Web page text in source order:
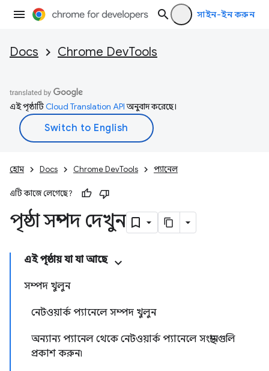
সাইন-ইন করুন
Docs Chrome DevTools
এই পৃষ্ঠাটিCloud Translation APIঅনুবাদ করেছে।
হোম Docs Chrome DevTools প্যানেল
এটি কাজে লেগেছে?
পৃষ্ঠা সম্পদ দেখুন
এই পৃষ্ঠায় যা যা আছে
সম্পদ খুলুন
নেটওয়ার্ক প্যানেলে সম্পদ খুলুন
অন্যান্য প্যানেল থেকে নেটওয়ার্ক প্যানেলে সংস্থানগুলি
প্রকাশ করুন৷